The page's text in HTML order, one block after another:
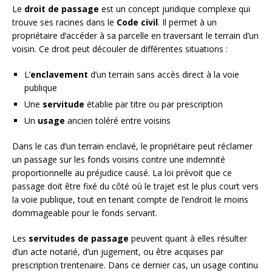
Le droit de passage est un concept juridique complexe qui
trouve ses racines dans le Code civil. Il permet à un
propriétaire d’accéder à sa parcelle en traversant le terrain d’un
voisin. Ce droit peut découler de différentes situations :
L’enclavement d’un terrain sans accès direct à la voie
publique
Une servitude établie par titre ou par prescription
Un usage ancien toléré entre voisins
Dans le cas d’un terrain enclavé, le propriétaire peut réclamer
un passage sur les fonds voisins contre une indemnité
proportionnelle au préjudice causé. La loi prévoit que ce
passage doit être fixé du côté où le trajet est le plus court vers
la voie publique, tout en tenant compte de l’endroit le moins
dommageable pour le fonds servant.
Les servitudes de passage peuvent quant à elles résulter
d’un acte notarié, d’un jugement, ou être acquises par
prescription trentenaire. Dans ce dernier cas, un usage continu